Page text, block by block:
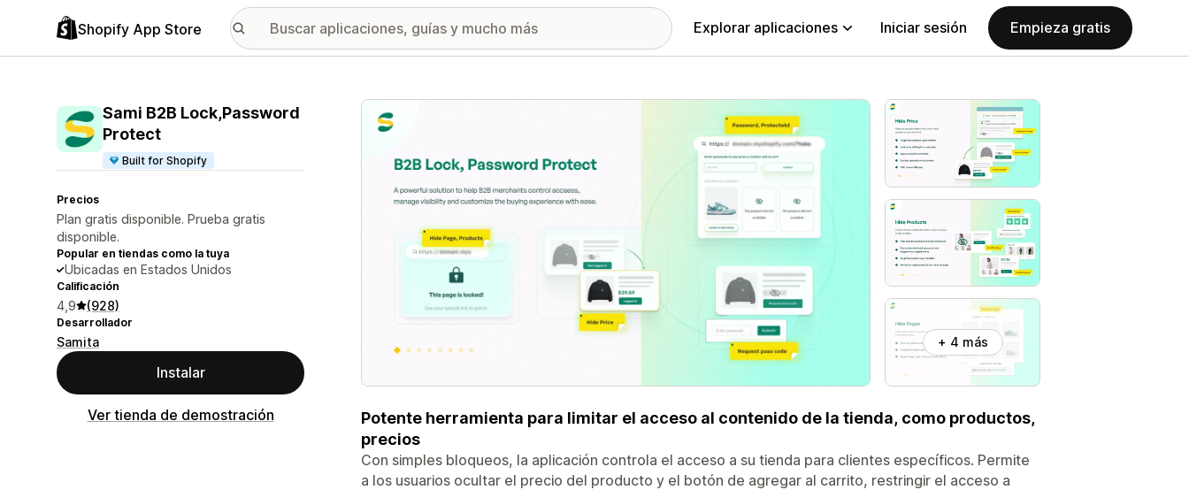
Shopify App Store Explorar aplicaciones Iniciar sesión Empieza gratis
Sami B2B Lock,Password
Protect
Built for Shopify
Precios
Plan gratis disponible. Prueba gratis
disponible.
Popular en tiendas como la tuya
Ubicadas en Estados Unidos
Calificación
4,9 (928)
Desarrollador
Samita
Instalar
Ver tienda de demostración
Galería de imágenes destacadas
+ 4 más
Potente herramienta para limitar el acceso al contenido de la tienda, como productos,
precios
Con simples bloqueos, la aplicación controla el acceso a su tienda para clientes específicos. Permite
a los usuarios ocultar el precio del producto y el botón de agregar al carrito, restringir el acceso a